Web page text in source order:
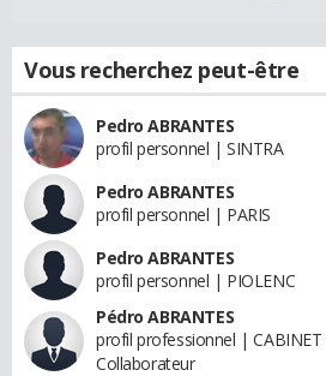
Vous recherchez peut-être
Pedro ABRANTES
profil personnel | SINTRA
Pedro ABRANTES
profil personnel | PARIS
Pedro ABRANTES
profil personnel | PIOLENC
Pédro ABRANTES
profil professionnel | CABINET
Collaborateur